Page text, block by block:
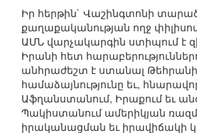
Իր հերթին` Վաշինգտոնի
քաղաքականության ողջ
ԱՄՆ վարչակարգին ստիպում է
Իրանի հետ
անհրաժեշտ է ստանալ Թեհրանի
համաձայնությունը եւ,
Աֆղանստանում, Իրաքում եւ
Պակիստանում ամերիկյան
իրականացման եւ իրավիճակի